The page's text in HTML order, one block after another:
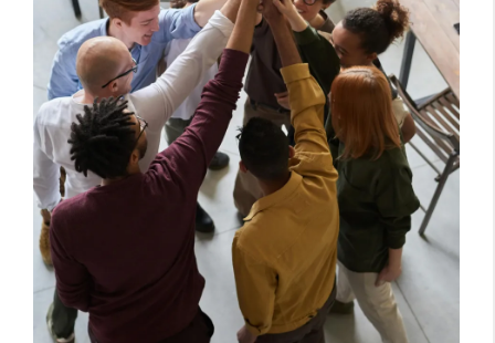
마무리: 핵심 내용 요약 📝
오늘 우리는 MBTI 궁합에 대한 뜨거운 관심과 그 이면
에 숨겨진 오해, 그리고 건강한 관계를 위한 현명한
MBTI 활용법에 대해 깊이 있게 살펴보았습니다. MBTI